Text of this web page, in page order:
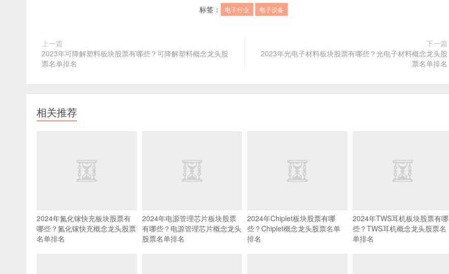
标签： 电子行业 电子设备
上一篇
2023年可降解塑料板块股票有哪些？可降解塑料概念龙头股
票名单排名
下一篇
2023年光电子材料板块股票有哪些？光电子材料概念龙头股
票名单排名
相关推荐
2024年氮化镓快充板块股票有
哪些？氮化镓快充概念龙头股票
名单排名
2024年电源管理芯片板块股票
有哪些？电源管理芯片概念龙头
股票名单排名
2024年Chiplet板块股票有哪
些？Chiplet概念龙头股票名单
排名
2024年TWS耳机板块股票有哪
些？TWS耳机概念龙头股票名
单排名